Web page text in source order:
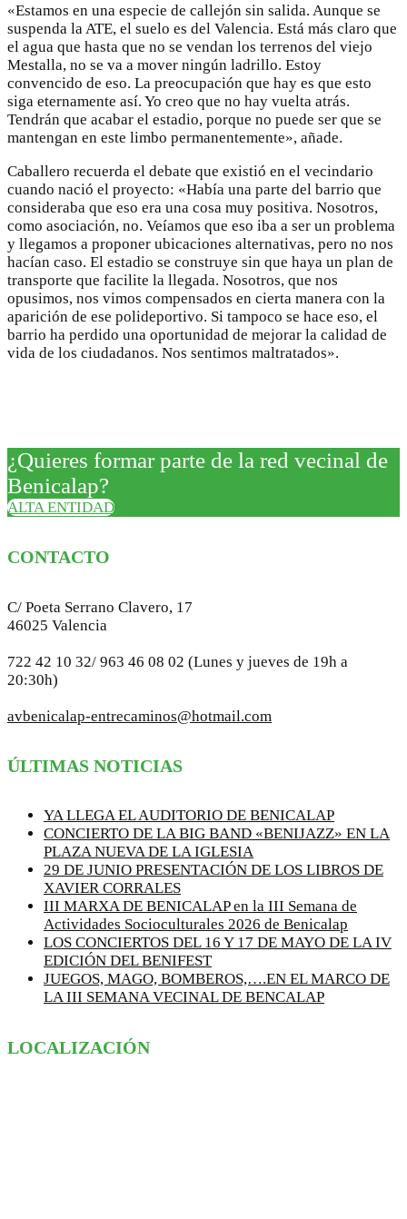
«Estamos en una especie de callejón sin salida. Aunque se
suspenda la ATE, el suelo es del Valencia. Está más claro que
el agua que hasta que no se vendan los terrenos del viejo
Mestalla, no se va a mover ningún ladrillo. Estoy
convencido de eso. La preocupación que hay es que esto
siga eternamente así. Yo creo que no hay vuelta atrás.
Tendrán que acabar el estadio, porque no puede ser que se
mantengan en este limbo permanentemente», añade.
Caballero recuerda el debate que existió en el vecindario
cuando nació el proyecto: «Había una parte del barrio que
consideraba que eso era una cosa muy positiva. Nosotros,
como asociación, no. Veíamos que eso iba a ser un problema
y llegamos a proponer ubicaciones alternativas, pero no nos
hacían caso. El estadio se construye sin que haya un plan de
transporte que facilite la llegada. Nosotros, que nos
opusimos, nos vimos compensados en cierta manera con la
aparición de ese polideportivo. Si tampoco se hace eso, el
barrio ha perdido una oportunidad de mejorar la calidad de
vida de los ciudadanos. Nos sentimos maltratados».
¿Quieres formar parte de la red vecinal de
Benicalap?
ALTA ENTIDAD
CONTACTO
C/ Poeta Serrano Clavero, 17
46025 Valencia
722 42 10 32/ 963 46 08 02 (Lunes y jueves de 19h a
20:30h)
avbenicalap-entrecaminos@hotmail.com
ÚLTIMAS NOTICIAS
YA LLEGA EL AUDITORIO DE BENICALAP
CONCIERTO DE LA BIG BAND «BENIJAZZ» EN LA
PLAZA NUEVA DE LA IGLESIA
29 DE JUNIO PRESENTACIÓN DE LOS LIBROS DE
XAVIER CORRALES
III MARXA DE BENICALAP en la III Semana de
Actividades Socioculturales 2026 de Benicalap
LOS CONCIERTOS DEL 16 Y 17 DE MAYO DE LA IV
EDICIÓN DEL BENIFEST
JUEGOS, MAGO, BOMBEROS,….EN EL MARCO DE
LA III SEMANA VECINAL DE BENCALAP
LOCALIZACIÓN